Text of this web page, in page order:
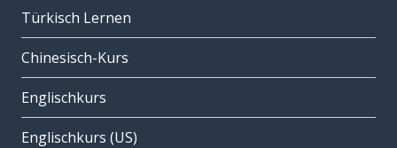
Türkisch Lernen
Chinesisch-Kurs
Englischkurs
Englischkurs (US)